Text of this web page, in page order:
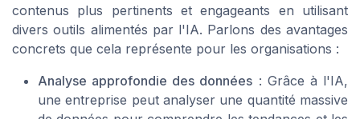
contenus plus pertinents et engageants en utilisant
divers outils alimentés par l'IA. Parlons des avantages
concrets que cela représente pour les organisations :
Analyse approfondie des données : Grâce à l'IA,
une entreprise peut analyser une quantité massive